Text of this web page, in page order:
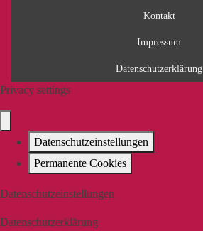
Kontakt
Impressum
Datenschutzerklärung
Privacy settings
Datenschutzeinstellungen
Permanente Cookies
Datenschutzeinstellungen
Datenschutzerklärung